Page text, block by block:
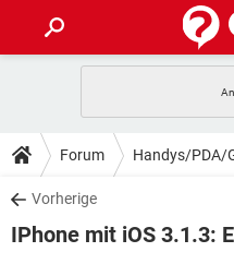
ANDROID
WINDOWS 10
WHATSAPP
TIPPS & TRICKS
SPIELE
DOWNLOADS
SPIELE
Forum Handys/PDA/
Vorherige
IPhone mit iOS 3.1.3: